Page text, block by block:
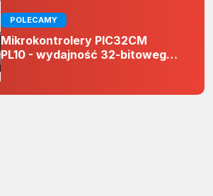
POLECAMY
Mikrokontrolery PIC32CM
PL10 - wydajność 32-bitowego
projektach 5 V